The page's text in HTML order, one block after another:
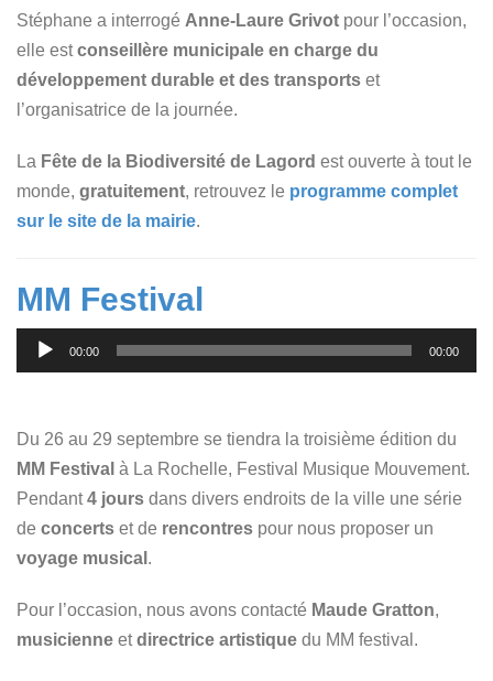
Stéphane a interrogé Anne-Laure Grivot pour l’occasion,
elle estconseillère municipale en charge du
développement durable et des transports et
l’organisatrice de la journée.
La Fête de la Biodiversité de Lagord est ouverte à tout le
monde, gratuitement, retrouvez le programme complet
sur le site de la mairie.
MM Festival
Lecteur
audio
00:00 00:00
Du 26 au 29 septembre se tiendra la troisième édition du
MM Festival à La Rochelle, Festival Musique Mouvement.
Pendant4 jours dans divers endroits de la ville une série
de concerts et de rencontres pour nous proposer un
voyage musical .
Pour l’occasion, nous avons contacté Maude Gratton,
musicienne etdirectrice artistique du MM festival.